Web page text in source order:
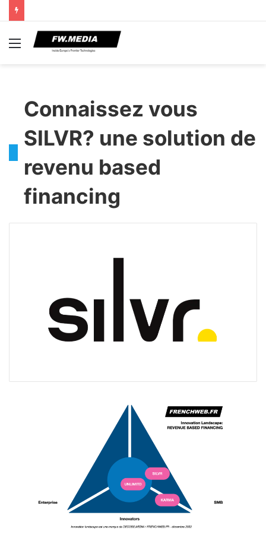
Menu
Connaissez vous
SILVR? une solution de
revenu based
financing